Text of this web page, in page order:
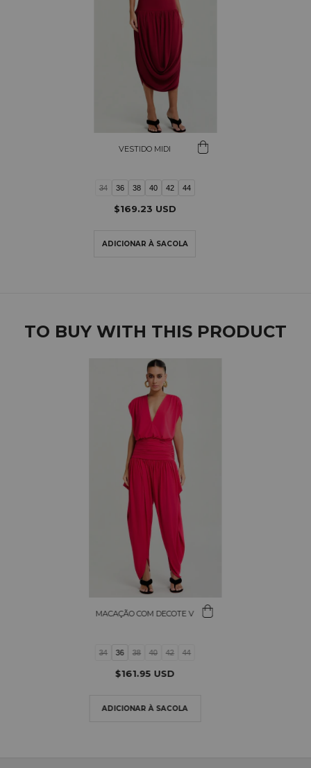
VESTIDO MIDI
34 36 38 40 42 44
$169.23 USD
TO BUY WITH THIS PRODUCT
MACAÇÃO COM DECOTE V
34 36 38 40 42 44
$161.95 USD